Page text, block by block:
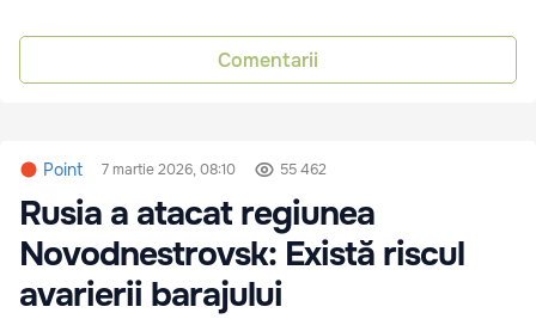
Comentarii
Point 7 martie 2026, 08:10 55 462
Rusia a atacat regiunea
Novodnestrovsk: Există riscul
avarierii barajului